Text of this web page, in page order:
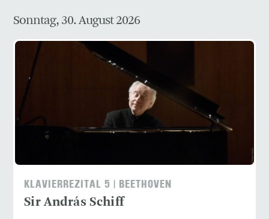
Sonntag, 30. August 2026
KLAVIERREZITAL 5 | BEETHOVEN
Sir András Schiff